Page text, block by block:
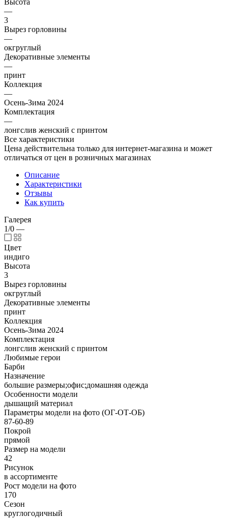
—
3
Вырез горловины
—
окгруглый
Декоративные элементы
—
принт
Коллекция
—
Осень-Зима 2024
Комплектация
—
лонгслив женский с принтом
Все характеристики
Цена действительна только для интернет-магазина и может
отличаться от цен в розничных магазинах
Описание
Характеристики
Отзывы
Как купить
Галерея
1/0 —
Цвет
индиго
Высота
3
Вырез горловины
окгруглый
Декоративные элементы
принт
Коллекция
Осень-Зима 2024
Комплектация
лонгслив женский с принтом
Любимые герои
Барби
Назначение
большие размеры;офис;домашняя одежда
Особенности модели
дышащий материал
Параметры модели на фото (ОГ-ОТ-ОБ)
87-60-89
Покрой
прямой
Размер на модели
42
Рисунок
в ассортименте
Рост модели на фото
170
Сезон
круглогодичный